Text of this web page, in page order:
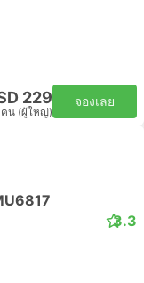
229
น (ผู้ใหญ่)
จองเลย
3.3